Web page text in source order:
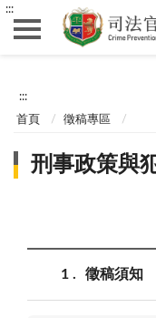
:::
:::
首頁 徵稿專區
刑事政策與
1 徵稿須知